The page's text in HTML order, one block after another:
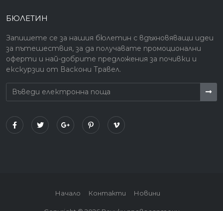
БЮЛЕТИН
Запишете се за нашия бюлетин с вдъхновяващи идеи
за пътешествия, за да получавате промоционални
оферти и най-добрите предложения за почивки и
екскурзии от Васкони Травел.
Начало Контакти Новини